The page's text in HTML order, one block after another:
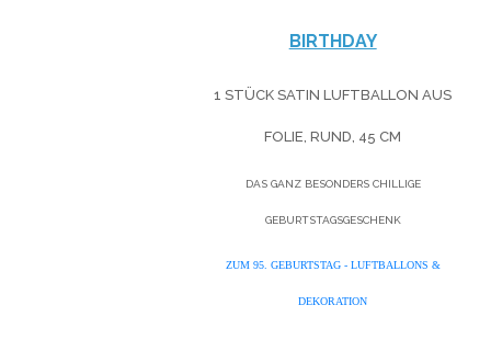
BIRTHDAY
1 STÜCK SATIN LUFTBALLON AUS
FOLIE, RUND, 45 CM
DAS GANZ BESONDERS CHILLIGE
GEBURTSTAGSGESCHENK
ZUM 95. GEBURTSTAG - LUFTBALLONS &
DEKORATION